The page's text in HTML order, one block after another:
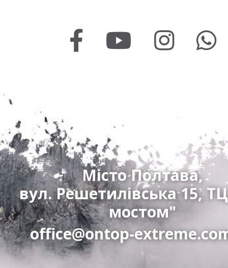
Місто Полтава,
вул. Решетилівська 15,
мостом"
office@ontop-